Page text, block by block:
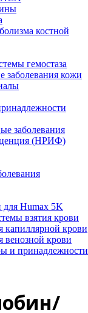
костной
гемостаза
кожи
заболевания
(НРИФ)
для Humax 5K
взятия крови
капиллярной крови
венозной крови
и принадлежности